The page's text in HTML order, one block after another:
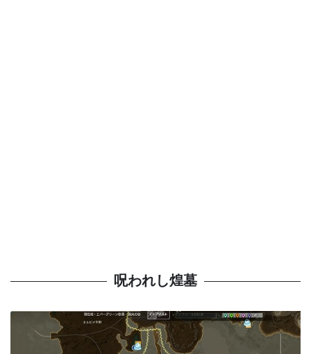
呪われし煌墓